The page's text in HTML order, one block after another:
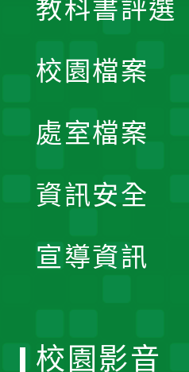
教科書評選
校園檔案
處室檔案
資訊安全
宣導資訊
校園影音